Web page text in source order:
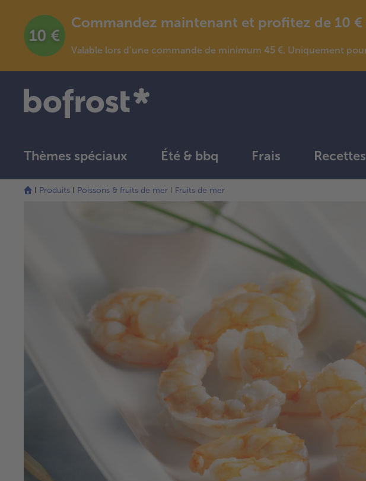
Commandez maintenant et profitez de 10 €
Valable lors d’une commande de minimum 45 €. Uniquement
Thèmes spéciaux Été & bbq Frais Recettes
Produits Poissons & fruits de mer Fruits de mer